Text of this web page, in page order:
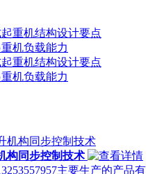
重机结构设计要点
机负载能力
重机结构设计要点
机负载能力
构同步控制技术
主要生产的产品有